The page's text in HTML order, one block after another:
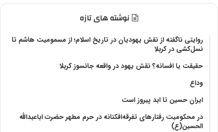
نوشته های تازه
روایتی ناگفته از نقش یهودیان در تاریخ اسلام؛ از مسمومیت هاشم تا
نسل‌کشی در کربلا
حقیقت یا افسانه؟‌ نقش یهود در واقعه جانسوز کربلا
وداع
ایران حسین تا ابد پیروز است
در محکومیت رفتارهای تفرقه‌افکنانه در حرم مطهر حضرت اباعبدالله
الحسین(ع)